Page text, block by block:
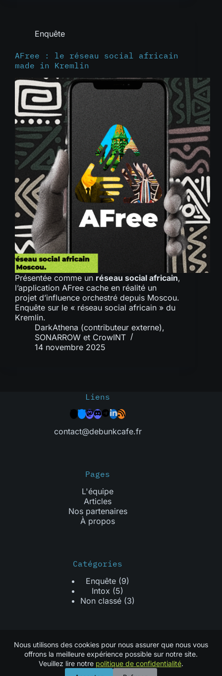
Nous utilisons des cookies pour nous assurer que nous vous
offrons la meilleure expérience possible sur notre site.
Veuillez lire notre politique de confidentialité.
Enquête
AFree : le réseau social africain
made in Kremlin
Présentée comme un réseau social africain,
l’application AFree cache en réalité un
projet d’influence orchestré depuis Moscou.
Enquête sur le « réseau social africain » du
Kremlin.
DarkAthena (contributeur externe),
SONARROW et CrowINT
14 novembre 2025
Liens
contact@debunkcafe.fr
Pages
L'équipe
Articles
Nos partenaires
À propos
Catégories
Enquête (9)
Intox (5)
Non classé (3)
Contact
Politique de confidentialité